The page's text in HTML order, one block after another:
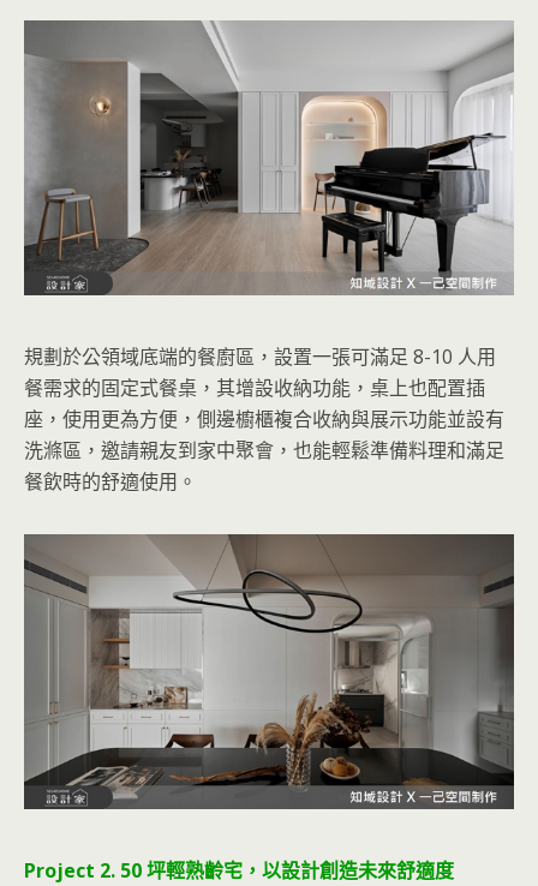
規劃於公領域底端的餐廚區，設置一張可滿足 8-10 人用
餐需求的固定式餐桌，其增設收納功能，桌上也配置插
座，使用更為方便，側邊櫥櫃複合收納與展示功能並設有
洗滌區，邀請親友到家中聚會，也能輕鬆準備料理和滿足
餐飲時的舒適使用。
Project 2. 50 坪輕熟齡宅，以設計創造未來舒適度